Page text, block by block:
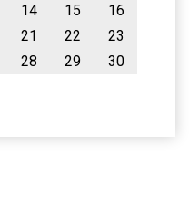
14 15
16
21 22
23
28 29
30